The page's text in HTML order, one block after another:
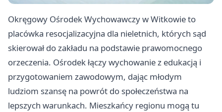
Okręgowy Ośrodek Wychowawczy w Witkowie to
placówka resocjalizacyjna dla nieletnich, których sąd
skierował do zakładu na podstawie prawomocnego
orzeczenia. Ośrodek łączy wychowanie z edukacją i
przygotowaniem zawodowym, dając młodym
ludziom szansę na powrót do społeczeństwa na
lepszych warunkach. Mieszkańcy regionu mogą tu